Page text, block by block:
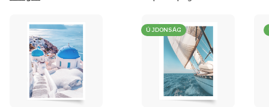
ÚJDONSÁG